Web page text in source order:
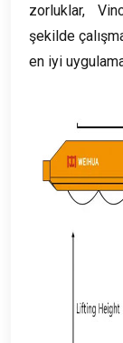
zorluklar,
şekilde
en iyi